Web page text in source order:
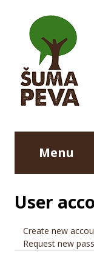
Menu
User
Primary tabs
Create new
Request new